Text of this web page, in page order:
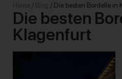
/ / Die besten Bordelle in
Die besten
Klagenfurt